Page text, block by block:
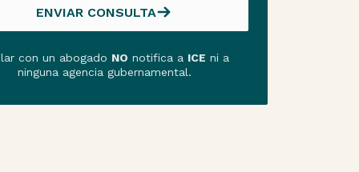
ENVIAR CONSULTA
con un abogado NO notifica a ICE ni a
ninguna agencia gubernamental.